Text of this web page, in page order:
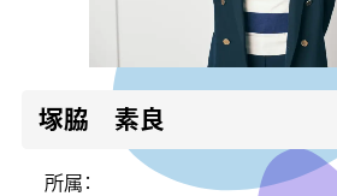
塚脇 素良
所属：